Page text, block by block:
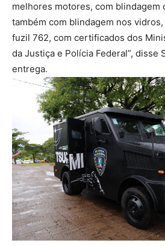
melhores motores, com blindagem
também com blindagem nos
fuzil 762, com certificados dos
da Justiça e Polícia Federal”, disse
entrega.